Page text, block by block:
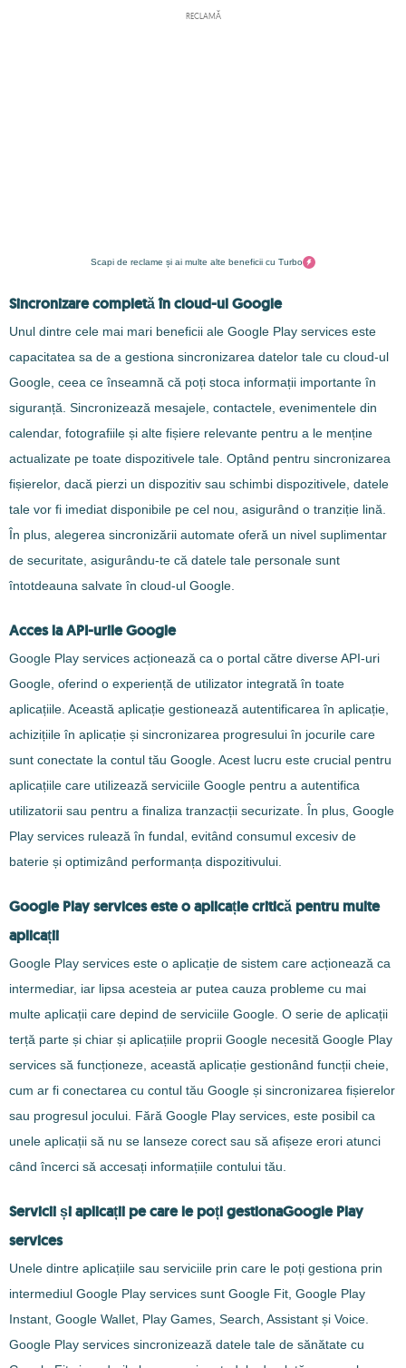
RECLAMĂ
Scapi de reclame și ai multe alte beneficii cu Turbo
Sincronizare completă în cloud-ul Google
Unul dintre cele mai mari beneficii ale Google Play services este
capacitatea sa de a gestiona sincronizarea datelor tale cu cloud-ul
Google, ceea ce înseamnă că poți stoca informații importante în
siguranță. Sincronizează mesajele, contactele, evenimentele din
calendar, fotografiile și alte fișiere relevante pentru a le menține
actualizate pe toate dispozitivele tale. Optând pentru sincronizarea
fișierelor, dacă pierzi un dispozitiv sau schimbi dispozitivele, datele
tale vor fi imediat disponibile pe cel nou, asigurând o tranziție lină.
În plus, alegerea sincronizării automate oferă un nivel suplimentar
de securitate, asigurându-te că datele tale personale sunt
întotdeauna salvate în cloud-ul Google.
Acces la API-urile Google
Google Play services acționează ca o portal către diverse API-uri
Google, oferind o experiență de utilizator integrată în toate
aplicațiile. Această aplicație gestionează autentificarea în aplicație,
achizițiile în aplicație și sincronizarea progresului în jocurile care
sunt conectate la contul tău Google. Acest lucru este crucial pentru
aplicațiile care utilizează serviciile Google pentru a autentifica
utilizatorii sau pentru a finaliza tranzacții securizate. În plus, Google
Play services rulează în fundal, evitând consumul excesiv de
baterie și optimizând performanța dispozitivului.
Google Play services este o aplicație critică pentru multe
aplicații
Google Play services este o aplicație de sistem care acționează ca
intermediar, iar lipsa acesteia ar putea cauza probleme cu mai
multe aplicații care depind de serviciile Google. O serie de aplicații
terță parte și chiar și aplicațiile proprii Google necesită Google Play
services să funcționeze, această aplicație gestionând funcții cheie,
cum ar fi conectarea cu contul tău Google și sincronizarea fișierelor
sau progresul jocului. Fără Google Play services, este posibil ca
unele aplicații să nu se lanseze corect sau să afișeze erori atunci
când încerci să accesați informațiile contului tău.
Servicii și aplicații pe care le poți gestionaGoogle Play
services
Unele dintre aplicațiile sau serviciile prin care le poți gestiona prin
intermediul Google Play services sunt Google Fit, Google Play
Instant, Google Wallet, Play Games, Search, Assistant și Voice.
Google Play services sincronizează datele tale de sănătate cu